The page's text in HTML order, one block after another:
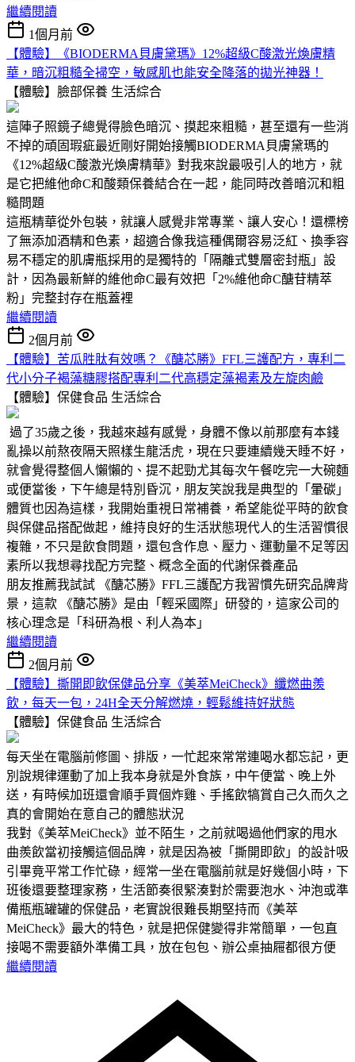
繼續閱讀
1個月前
【體驗】《BIODERMA貝膚黛瑪》12%超級C酸激光煥膚精
華，暗沉粗糙全掃空，敏感肌也能安全降落的拋光神器！
【體驗】臉部保養 生活綜合
這陣子照鏡子總覺得臉色暗沉、摸起來粗糙，甚至還有一些消
不掉的頑固瑕疵最近剛好開始接觸BIODERMA貝膚黛瑪的
《12%超級C酸激光煥膚精華》對我來說最吸引人的地方，就
是它把維他命C和酸類保養結合在一起，能同時改善暗沉和粗
糙問題
這瓶精華從外包裝，就讓人感覺非常專業、讓人安心！還標榜
了無添加酒精和色素，超適合像我這種偶爾容易泛紅、換季容
易不穩定的肌膚瓶採用的是獨特的「隔離式雙層密封瓶」設
計，因為最新鮮的維他命C最有效把「2%維他命C醣苷精萃
粉」完整封存在瓶蓋裡
繼續閱讀
2個月前
【體驗】苦瓜胜肽有效嗎？《醣芯勝》FFL三護配方，專利二
代小分子褐藻糖膠搭配專利二代高穩定藻褐素及左旋肉鹼
【體驗】保健食品 生活綜合
過了35歲之後，我越來越有感覺，身體不像以前那麼有本錢
亂操以前熬夜隔天照樣生龍活虎，現在只要連續幾天睡不好，
就會覺得整個人懶懶的、提不起勁尤其每次午餐吃完一大碗麵
或便當後，下午總是特別昏沉，朋友笑說我是典型的「暈碳」
體質也因為這樣，我開始重視日常補養，希望能從平時的飲食
與保健品搭配做起，維持良好的生活狀態現代人的生活習慣很
複雜，不只是飲食問題，還包含作息、壓力、運動量不足等因
素所以我想尋找配方完整、概念全面的代謝保養產品
朋友推薦我試試 《醣芯勝》FFL三護配方我習慣先研究品牌背
景，這款 《醣芯勝》是由「輕采國際」研發的，這家公司的
核心理念是「科研為根、利人為本」
繼續閱讀
2個月前
【體驗】撕開即飲保健品分享《美萃MeiCheck》纖燃曲羨
飲，每天一包，24H全天分解燃燒，輕鬆維持好狀態
【體驗】保健食品 生活綜合
每天坐在電腦前修圖、排版，一忙起來常常連喝水都忘記，更
別說規律運動了加上我本身就是外食族，中午便當、晚上外
送，有時候加班還會順手買個炸雞、手搖飲犒賞自己久而久之
真的會開始在意自己的體態狀況
我對《美萃MeiCheck》並不陌生，之前就喝過他們家的甩水
曲羨飲當初接觸這個品牌，就是因為被「撕開即飲」的設計吸
引畢竟平常工作忙碌，經常一坐在電腦前就是好幾個小時，下
班後還要整理家務，生活節奏很緊湊對於需要泡水、沖泡或準
備瓶瓶罐罐的保健品，老實說很難長期堅持而《美萃
MeiCheck》最大的特色，就是把保健變得非常簡單，一包直
接喝不需要額外準備工具，放在包包、辦公桌抽屜都很方便
繼續閱讀